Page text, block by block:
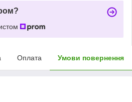
Оплата Умови повернення